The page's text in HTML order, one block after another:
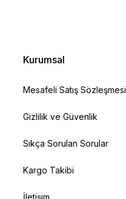
Kurumsal
Mesafeli Satış Sözleşmesi
Gizlilik ve Güvenlik
Sıkça Sorulan Sorular
Kargo Takibi
İletişim